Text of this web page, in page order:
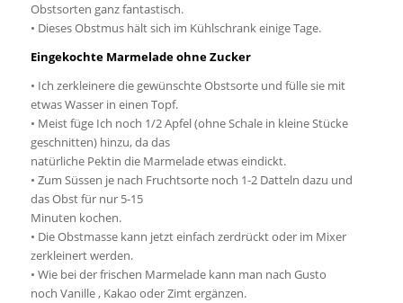
Obstsorten ganz fantastisch.
• Dieses Obstmus hält sich im Kühlschrank einige Tage.
Eingekochte Marmelade ohne Zucker
• Ich zerkleinere die gewünschte Obstsorte und fülle sie mit
etwas Wasser in einen Topf.
• Meist füge Ich noch 1/2 Apfel (ohne Schale in kleine Stücke
geschnitten) hinzu, da das
natürliche Pektin die Marmelade etwas eindickt.
• Zum Süssen je nach Fruchtsorte noch 1-2 Datteln dazu und
das Obst für nur 5-15
Minuten kochen.
• Die Obstmasse kann jetzt einfach zerdrückt oder im Mixer
zerkleinert werden.
• Wie bei der frischen Marmelade kann man nach Gusto
noch Vanille , Kakao oder Zimt ergänzen.